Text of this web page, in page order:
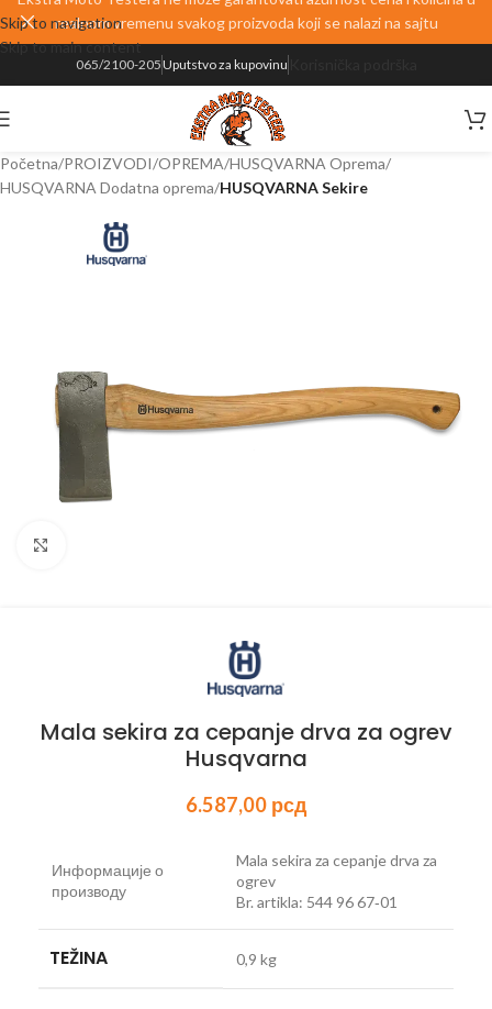
Skip to navigation
Skip to main content
realnom vremenu svakog proizvoda koji se nalazi na sajtu
065/2100-205Uputstvo za kupovinu
Početna PROIZVODI OPREMA HUSQVARNA Oprema
HUSQVARNA Dodatna oprema HUSQVARNA Sekire
Mala sekira za cepanje drva za ogrev
Husqvarna
6.587,00 рсд
Информације о
производу
Mala sekira za cepanje drva za
ogrev
Br. artikla: 544 96 67‑01
TEŽINA 0,9 kg